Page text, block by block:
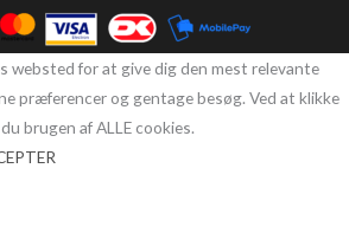
websted for at give dig den mest relevante
præferencer og gentage besøg. Ved at klikke
brugen af ​​ALLE cookies.